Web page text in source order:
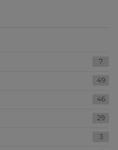
7
49
46
29
3